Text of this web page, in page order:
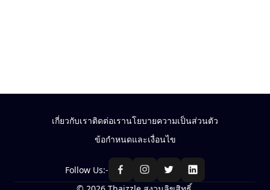
เกี่ยวกับเราติดต่อเรานโยบายความเป็นส่วนตัว
ข้อกำหนดและเงื่อนไข
Follow Us:-